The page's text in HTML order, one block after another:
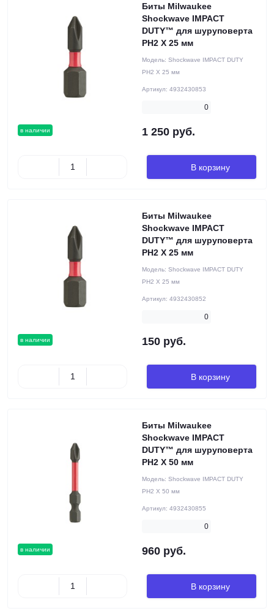
в наличии
Биты Milwaukee
Shockwave IMPACT
DUTY™ для шуруповерта
PH2 X 25 мм
Модель: Shockwave IMPACT DUTY
PH2 X 25 мм
Артикул: 4932430853
0
1 250 руб.
В корзину
в наличии
Биты Milwaukee
Shockwave IMPACT
DUTY™ для шуруповерта
PH2 X 25 мм
Модель: Shockwave IMPACT DUTY
PH2 X 25 мм
Артикул: 4932430852
0
150 руб.
В корзину
в наличии
Биты Milwaukee
Shockwave IMPACT
DUTY™ для шуруповерта
PH2 X 50 мм
Модель: Shockwave IMPACT DUTY
PH2 X 50 мм
Артикул: 4932430855
0
960 руб.
В корзину